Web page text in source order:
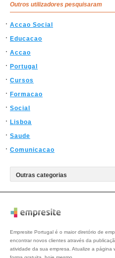
Outros utilizadores pesquisaram
Accao Social
Educacao
Accao
Portugal
Cursos
Formacao
Social
Lisboa
Saude
Comunicacao
Empresite Portugal é o maior diretório de
encontrar novos clientes através da
atividade da sua empresa. Atualize a página